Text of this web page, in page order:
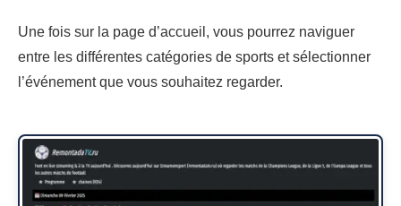
Une fois sur la page d’accueil, vous pourrez naviguer
entre les différentes catégories de sports et sélectionner
l’événement que vous souhaitez regarder.